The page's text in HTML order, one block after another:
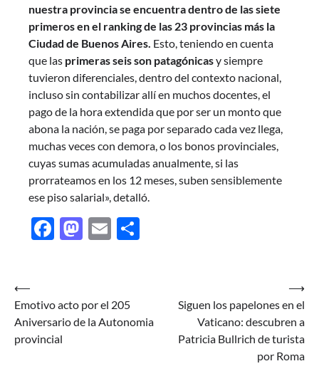
nuestra provincia se encuentra dentro de las siete
primeros en el ranking de las 23 provincias más la
Ciudad de Buenos Aires. Esto, teniendo en cuenta
que las primeras seis son patagónicasy siempre
tuvieron diferenciales, dentro del contexto nacional,
incluso sin contabilizar allí en muchos docentes, el
pago de la hora extendida que por ser un monto que
abona la nación, se paga por separado cada vez llega,
muchas veces con demora, o los bonos provinciales,
cuyas sumas acumuladas anualmente, si las
prorrateamos en los 12 meses, suben sensiblemente
ese piso salarial», detalló.
Facebook
Mastodon
Email
Navegación
de
entradas
⟵
Emotivo acto por el 205
Aniversario de la Autonomia
provincial
Siguen los papelones en el
Vaticano: descubren a
Patricia Bullrich de turista
por Roma
⟶